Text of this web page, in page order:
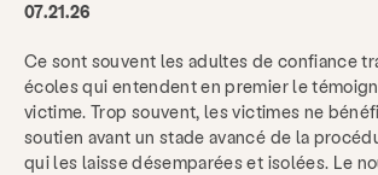
07.21.26
Ce sont souvent les adultes de confiance
écoles qui entendent en premier le
victime. Trop souvent, les victimes ne
soutien avant un stade avancé de la
qui les laisse désemparées et isolées. Le